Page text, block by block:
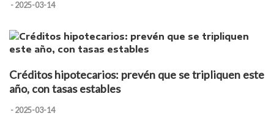
- 2025-03-14
Créditos hipotecarios: prevén que se tripliquen este
año, con tasas estables
- 2025-03-14